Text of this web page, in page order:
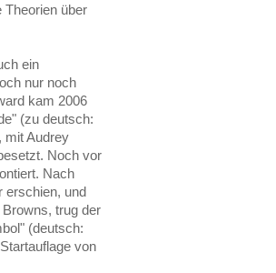
Theorien über
ein
nur noch
kam 2006
(zu deutsch:
mit Audrey
Noch vor
Nach
erschien, und
trug der
(deutsch:
von